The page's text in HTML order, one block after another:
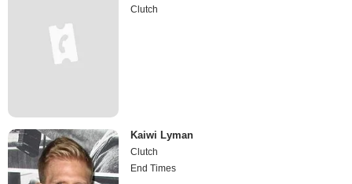
Clutch
Kaiwi Lyman
Clutch
End Times